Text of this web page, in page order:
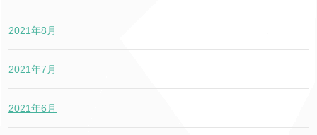
2021年8月
2021年7月
2021年6月